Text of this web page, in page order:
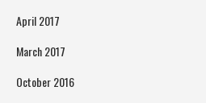
April 2017
March 2017
October 2016